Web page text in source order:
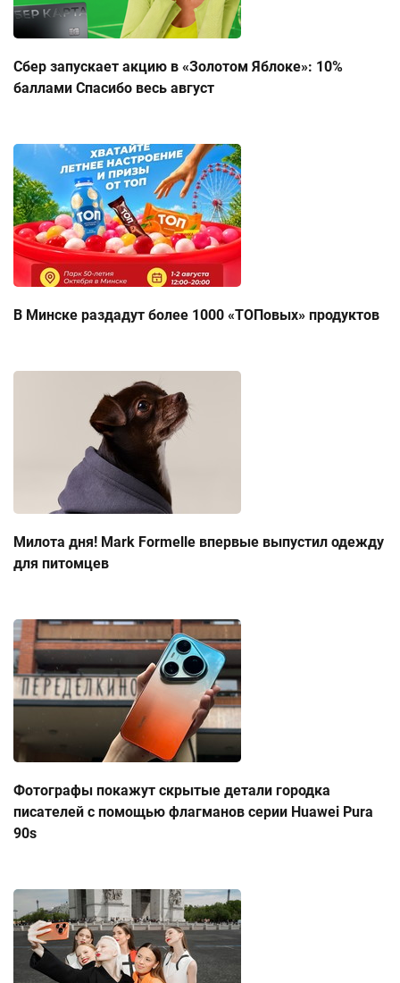
Сбер запускает акцию в «Золотом Яблоке»: 10%
баллами Спасибо весь август
В Минске раздадут более 1000 «ТОПовых» продуктов
Милота дня! Mark Formelle впервые выпустил одежду
для питомцев
Фотографы покажут скрытые детали городка
писателей с помощью флагманов серии Huawei Pura
90s